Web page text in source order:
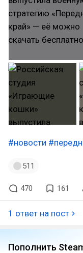
#новости
511
470 161
1 ответ на пост
Пополнить